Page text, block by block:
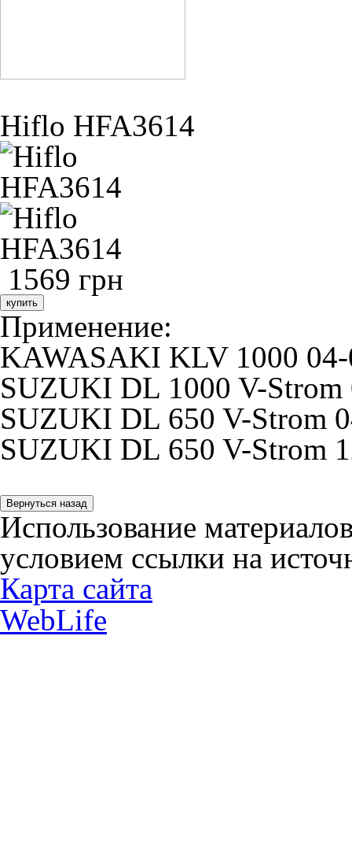
Hiflo HFA3614
1569 грн
купить
Применение:
KAWASAKI KLV 1000
SUZUKI DL 1000 V-Strom
SUZUKI DL 650 V-Strom
SUZUKI DL 650 V-Strom
Использование
условием ссылки на
Карта сайта
WebLife